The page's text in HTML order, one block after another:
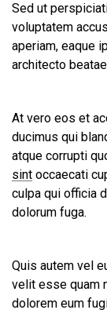
Sed ut
voluptatem
aperiam, eaque
architecto
At vero eos et
ducimus qui
atque corrupti
sint occaecati
culpa qui officia
dolorum fuga.
Quis autem vel
velit esse quam
dolorem eum